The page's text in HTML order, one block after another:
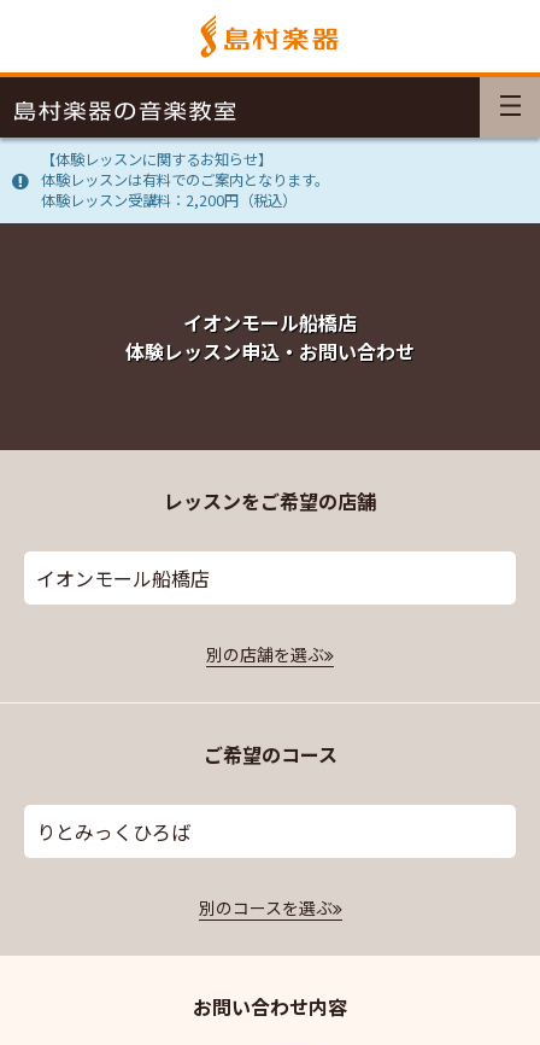
【体験レッスンに関するお知らせ】
体験レッスンは有料でのご案内となります。
体験レッスン受講料：2,200円（税込）
イオンモール船橋店
体験レッスン申込・お問い合わせ
レッスンをご希望の店舗
イオンモール船橋店
別の店舗を選ぶ
ご希望のコース
りとみっくひろば
別のコースを選ぶ
お問い合わせ内容